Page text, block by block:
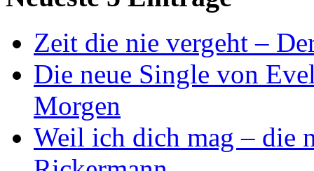
Zeit die nie vergeht –
Die neue Single von
Morgen
Weil ich dich mag – die